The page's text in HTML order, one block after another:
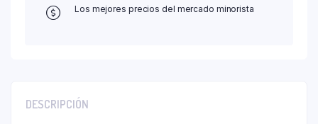
Los mejores precios del mercado minorista
DESCRIPCIÓN